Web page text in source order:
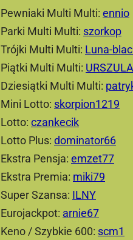
Pewniaki Multi Multi: ennio
Parki Multi Multi: szorkop
Trójki Multi Multi: Luna-
Piątki Multi Multi:
Dziesiątki Multi Multi:
Mini Lotto: skorpion1219
Lotto: czankecik
Lotto Plus: dominator66
Ekstra Pensja: emzet77
Ekstra Premia: miki79
Super Szansa: ILNY
Eurojackpot: arnie67
Keno / Szybkie 600: scm1